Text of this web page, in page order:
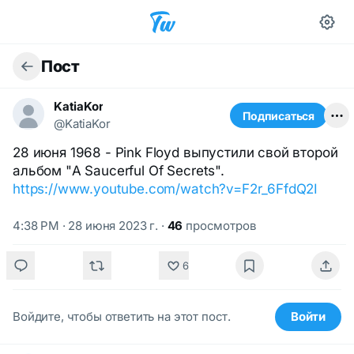
Пост
KatiaKor
@KatiaKor
Подписаться
28 июня 1968 - Pink Floyd выпустили свой второй
альбом "A Saucerful Of Secrets".
https://www.youtube.com/watch?v=F2r_6FfdQ2I
4:38 PM · 28 июня 2023 г. · 46 просмотров
6
Войдите, чтобы ответить на этот пост. Войти